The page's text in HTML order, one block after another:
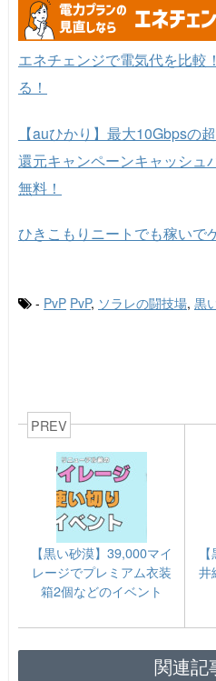
エネチェンジで電気代を比較
る！
【auひかり】最大10Gbpsの
還元キャンペーンキャッシュ
無料！
ひきこもりニートでも稼いで
- PvP PvP, ソラレの闘技場, 黒
PREV
【黒い砂漠】39,000マイ
レージでプレミアム衣装
箱2個などのイベント
井
関連記